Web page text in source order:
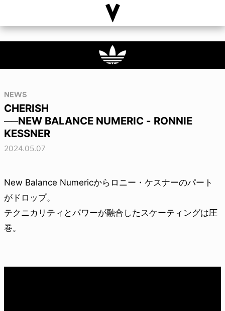
NEWS
CHERISH
──NEW BALANCE NUMERIC - RONNIE
KESSNER
2024.05.07
New Balance Numericからロニー・ケスナーのパート
がドロップ。
テクニカリティとパワーが融合したスケーティングは圧
巻。